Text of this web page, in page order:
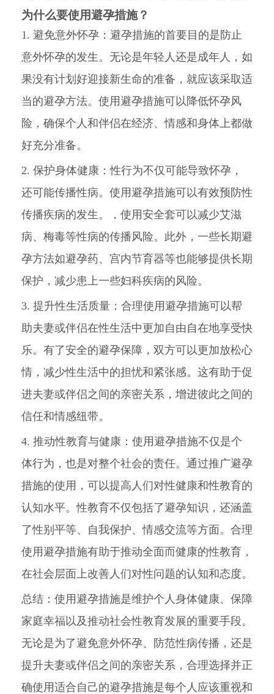
为什么要使用避孕措施？
1. 避免意外怀孕：避孕措施的首要目的是防止
意外怀孕的发生。无论是年轻人还是成年人，如
果没有计划好迎接新生命的准备，就应该采取适
当的避孕方法。使用避孕措施可以降低怀孕风
险，确保个人和伴侣在经济、情感和身体上都做
好充分准备。
2. 保护身体健康：性行为不仅可能导致怀孕，
还可能传播性病。使用避孕措施可以有效预防性
传播疾病的发生。，使用安全套可以减少艾滋
病、梅毒等性病的传播风险。此外，一些长期避
孕方法如避孕药、宫内节育器等也能够提供长期
保护，减少患上一些妇科疾病的风险。
3. 提升性生活质量：合理使用避孕措施可以帮
助夫妻或伴侣在性生活中更加自由自在地享受快
乐。有了安全的避孕保障，双方可以更加放松心
情，减少性生活中的担忧和紧张感。这有助于促
进夫妻或伴侣之间的亲密关系，增进彼此之间的
信任和情感纽带。
4. 推动性教育与健康：使用避孕措施不仅是个
体行为，也是对整个社会的责任。通过推广避孕
措施的使用，可以提高人们对性健康和性教育的
认知水平。性教育不仅包括了避孕知识，还涵盖
了性别平等、自我保护、情感交流等方面。合理
使用避孕措施有助于推动全面而健康的性教育，
在社会层面上改善人们对性问题的认知和态度。
总结：使用避孕措施是维护个人身体健康、保障
家庭幸福以及推动社会性教育发展的重要手段。
无论是为了避免意外怀孕、防范性病传播，还是
提升夫妻或伴侣之间的亲密关系，合理选择并正
确使用适合自己的避孕措施是每个人应该重视和